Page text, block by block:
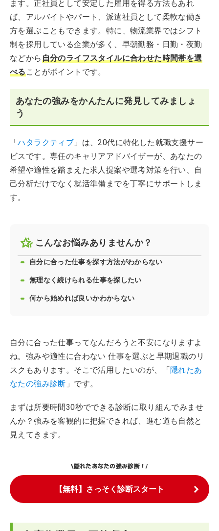
ます。正社員として安定した雇用を得る方法もあれ
ば、アルバイトやパート、派遣社員として柔軟な働き
方を選ぶこともできます。特に、物流業界ではシフト
制を採用している企業が多く、早朝勤務・日勤・夜勤
などから自分のライフスタイルに合わせた時間帯を選
べることがポイントです。
あなたの強みをかんたんに発見してみましょ
う
「ハタラクティブ 」は、20代に特化した就職支援サー
ビスです。専任のキャリアアドバイザーが、あなたの
希望や適性を踏まえた求人提案や選考対策を行い、自
己分析だけでなく就活準備までを丁寧にサポートしま
す。
こんなお悩みありませんか？
自分に合った仕事を探す方法がわからない
無理なく続けられる仕事を探したい
何から始めれば良いかわからない
自分に合った仕事ってなんだろうと不安になりますよ
ね。強みや適性に合わない 仕事を選ぶと早期退職のリ
スクもあります。そこで活用したいのが、「隠れたあ
なたの強み診断 」です。
まずは所要時間30秒でできる診断に取り組んでみませ
んか？強みを客観的に把握できれば、進む道も自然と
見えてきます。
\隠れたあなたの強み診断！/
【無料】さっそく診断スタート